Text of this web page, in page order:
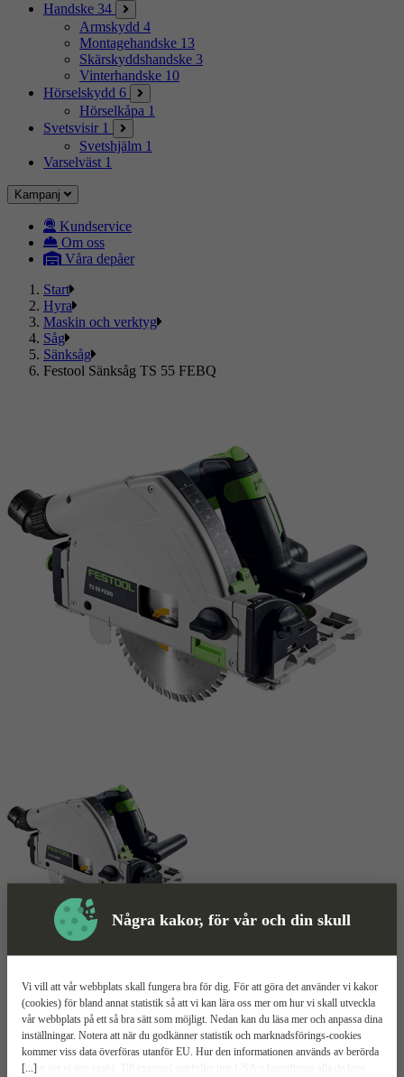
Några kakor, för vår och din skull
[...]
Vi vill att vår webbplats skall fungera bra för dig. För att göra det använder vi kakor
(cookies) för bland annat statistik så att vi kan lära oss mer om hur vi skall utveckla
vår webbplats på ett så bra sätt som möjligt. Nedan kan du läsa mer och anpassa dina
inställningar. Notera att när du godkänner statistik och marknadsförings-cookies
kommer viss data överföras utanför EU. Hur den informationen används av berörda
bolag vet vi inte exakt. Till exempel uppfyller inte USA:s lagstiftning alla de krav
Handske 34
Armskydd 4
Montagehandske 13
Skärskyddshandske 3
Vinterhandske 10
Hörselskydd 6
Hörselkåpa 1
Svetsvisir 1
Svetshjälm 1
Varselväst 1
Kampanj
Kundservice
Om oss
Våra depåer
Start
Hyra
Maskin och verktyg
Såg
Sänksåg
Festool Sänksåg TS 55 FEBQ
Mer information
Festool TS 55 FEBQ
Kompakt och effektiv
1–47° vinkelinställning